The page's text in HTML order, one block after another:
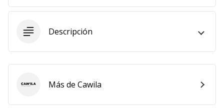
Descripción
CawilaMás de Cawila